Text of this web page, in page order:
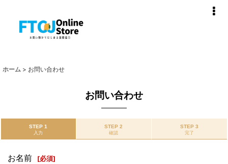
ホーム > お問い合わせ
お問い合わせ
STEP 1
入力
STEP 2
確認
STEP 3
完了
お名前 [必須]